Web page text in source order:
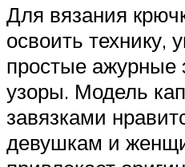
Для вязания
освоить технику,
простые ажурные
узоры. Модель
завязками
девушкам и